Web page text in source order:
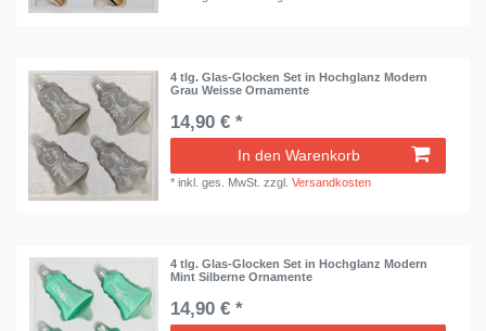
4 tlg. Glas-Glocken Set in Hochglanz Modern
Grau Weisse Ornamente
14,90 € *
In den Warenkorb
*inkl. ges. MwSt. zzgl.Versandkosten
4 tlg. Glas-Glocken Set in Hochglanz Modern
Mint Silberne Ornamente
14,90 € *